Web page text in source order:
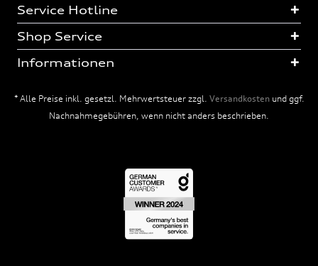
Service Hotline
Shop Service
Informationen
* Alle Preise inkl. gesetzl. Mehrwertsteuer zzgl. Versandkostenund ggf.
Nachnahmegebühren, wenn nicht anders beschrieben.